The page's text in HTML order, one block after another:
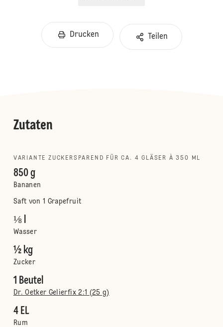
Drucken Teilen
Zutaten
VARIANTE ZUCKERSPAREND FÜR CA. 4 GLÄSER À 350 ML
850 g
Bananen
Saft von 1 Grapefruit
⅛ l
Wasser
½ kg
Zucker
1 Beutel
Dr. Oetker Gelierfix 2:1 (25 g)
4 EL
Rum